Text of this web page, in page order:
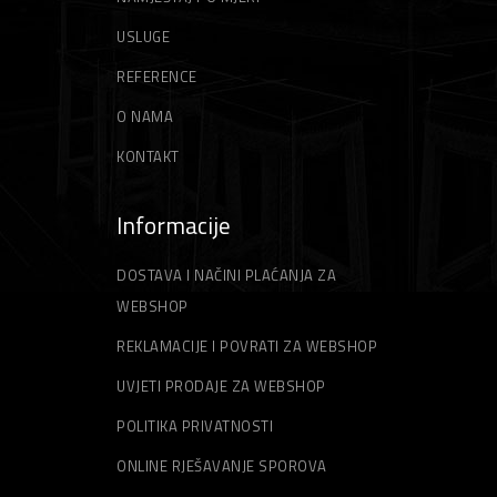
USLUGE
REFERENCE
O NAMA
KONTAKT
Informacije
DOSTAVA I NAČINI PLAĆANJA ZA
WEBSHOP
REKLAMACIJE I POVRATI ZA WEBSHOP
UVJETI PRODAJE ZA WEBSHOP
POLITIKA PRIVATNOSTI
ONLINE RJEŠAVANJE SPOROVA